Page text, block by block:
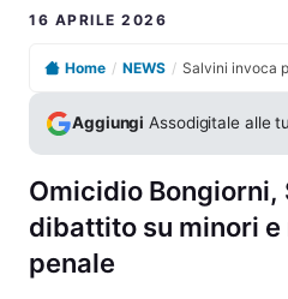
16 APRILE 2026
Home / NEWS /
Aggiungi Assodigitale alle
Omicidio
dibattito su minori
penale